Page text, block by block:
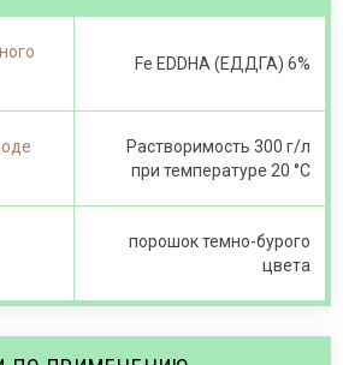
Fe EDDHA (ЕДДГА) 6%
Растворимость 300 г/л
при температуре 20 °С
порошок темно-бурого
цвета